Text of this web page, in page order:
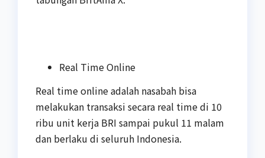
Real Time Online
Real time online adalah nasabah bisa
melakukan transaksi secara real time di 10
ribu unit kerja BRI sampai pukul 11 malam
dan berlaku di seluruh Indonesia.